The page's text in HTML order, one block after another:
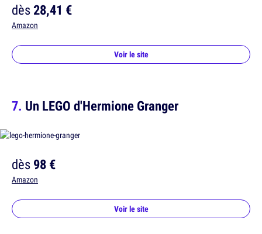
dès28,41 €
Amazon
Voir le site
Un LEGO d'Hermione Granger
dès98 €
Amazon
Voir le site